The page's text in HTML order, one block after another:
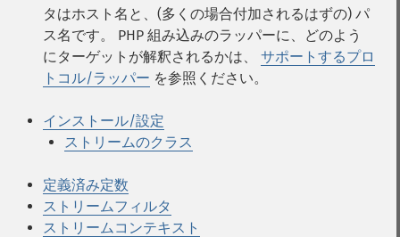
タはホスト名と、(多くの場合付加されるはずの) パ
ス名です。 PHP 組み込みのラッパーに、どのよう
にターゲットが解釈されるかは、 サポートするプロ
トコル/ラッパー を参照ください。
インストール/設定
ストリームのクラス
定義済み定数
ストリームフィルタ
ストリームコンテキスト